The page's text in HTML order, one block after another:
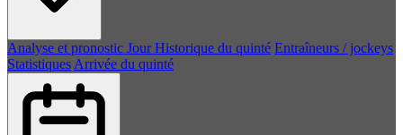
Analyse et pronostic Jour Historique du quinté Entraîneurs / jockeys
Statistiques Arrivée du quinté